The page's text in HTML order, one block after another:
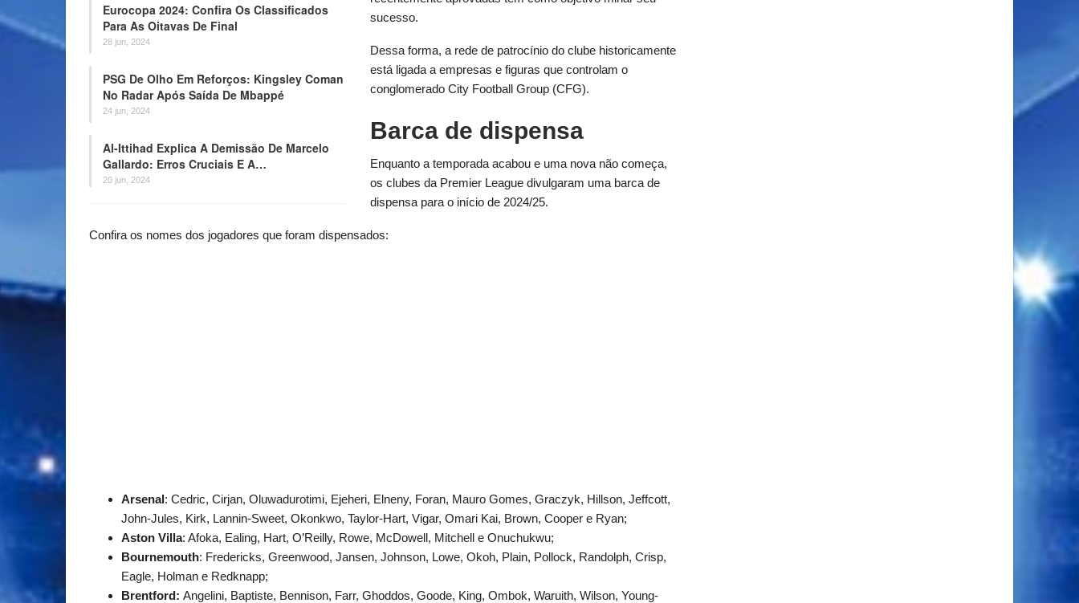
Eurocopa 2024: Confira Os Classificados
Para As Oitavas De Final
28 jun, 2024
PSG De Olho Em Reforços: Kingsley Coman
No Radar Após Saída De Mbappé
24 jun, 2024
Al-Ittihad Explica A Demissão De Marcelo
Gallardo: Erros Cruciais E A…
20 jun, 2024
sucesso.
Dessa forma, a rede de patrocínio do clube historicamente
está ligada a empresas e figuras que controlam o
conglomerado City Football Group (CFG).
Barca de dispensa
Enquanto a temporada acabou e uma nova não começa,
os clubes da Premier League divulgaram uma barca de
dispensa para o início de 2024/25.
Confira os nomes dos jogadores que foram dispensados:
Arsenal: Cedric, Cirjan, Oluwadurotimi, Ejeheri, Elneny, Foran, Mauro Gomes, Graczyk, Hillson, Jeffcott,
John-Jules, Kirk, Lannin-Sweet, Okonkwo, Taylor-Hart, Vigar, Omari Kai, Brown, Cooper e Ryan;
Aston Villa: Afoka, Ealing, Hart, O’Reilly, Rowe, McDowell, Mitchell e Onuchukwu;
Bournemouth: Fredericks, Greenwood, Jansen, Johnson, Lowe, Okoh, Plain, Pollock, Randolph, Crisp,
Eagle, Holman e Redknapp;
Brentford: Angelini, Baptiste, Bennison, Farr, Ghoddos, Goode, King, Ombok, Waruith, Wilson, Young-